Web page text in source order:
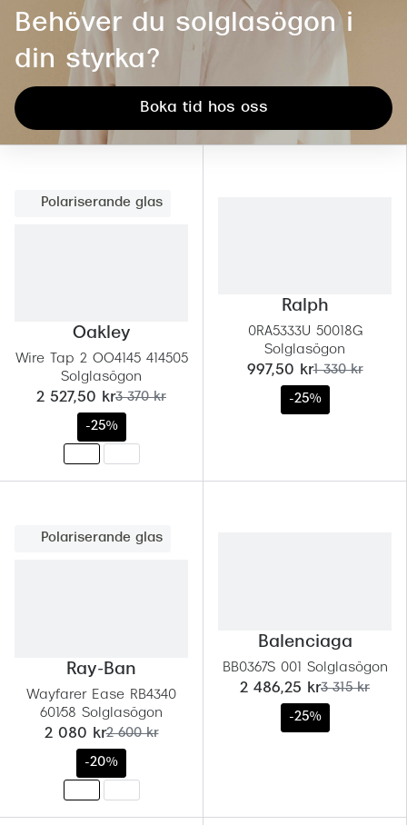
Behöver du solglasögon i
din styrka?
Boka tid hos oss
Polariserande glas
Oakley
Wire Tap 2 OO4145 414505
Solglasögon
nu:
2 527,50 krtidigare pris:
3 370 kr
-25%
Ralph
0RA5333U 50018G
Solglasögon
nu:
997,50 krtidigare pris:
1 330 kr
-25%
Polariserande glas
Ray-Ban
Wayfarer Ease RB4340
601/58 Solglasögon
nu:
2 080 krtidigare pris:
2 600 kr
-20%
Balenciaga
BB0367S 001 Solglasögon
nu:
2 486,25 krtidigare pris:
3 315 kr
-25%